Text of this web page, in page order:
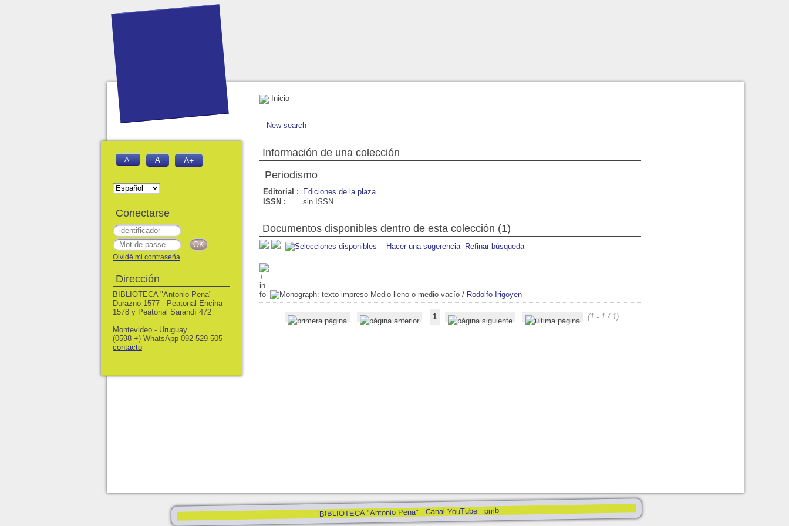
Inicio
New search
Información de una colección
Periodismo
Editorial : Ediciones de la plaza
ISSN :
sin ISSN
Documentos disponibles dentro de esta colección (1)
Hacer una sugerencia Refinar búsqueda
Medio lleno o medio vacío / Rodolfo Irigoyen
1 (1 - 1 / 1)
BIBLIOTECA "Antonio Pena" Canal YouTube pmb
A- A A+
Conectarse
Olvidé mi contraseña
Dirección
BIBLIOTECA "Antonio Pena"
Durazno 1577 - Peatonal Encina
1578 y Peatonal Sarandí 472
Montevideo - Uruguay
(0598 +) WhatsApp 092 529 505
contacto